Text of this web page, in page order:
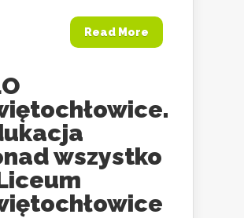
Read More
wszystko